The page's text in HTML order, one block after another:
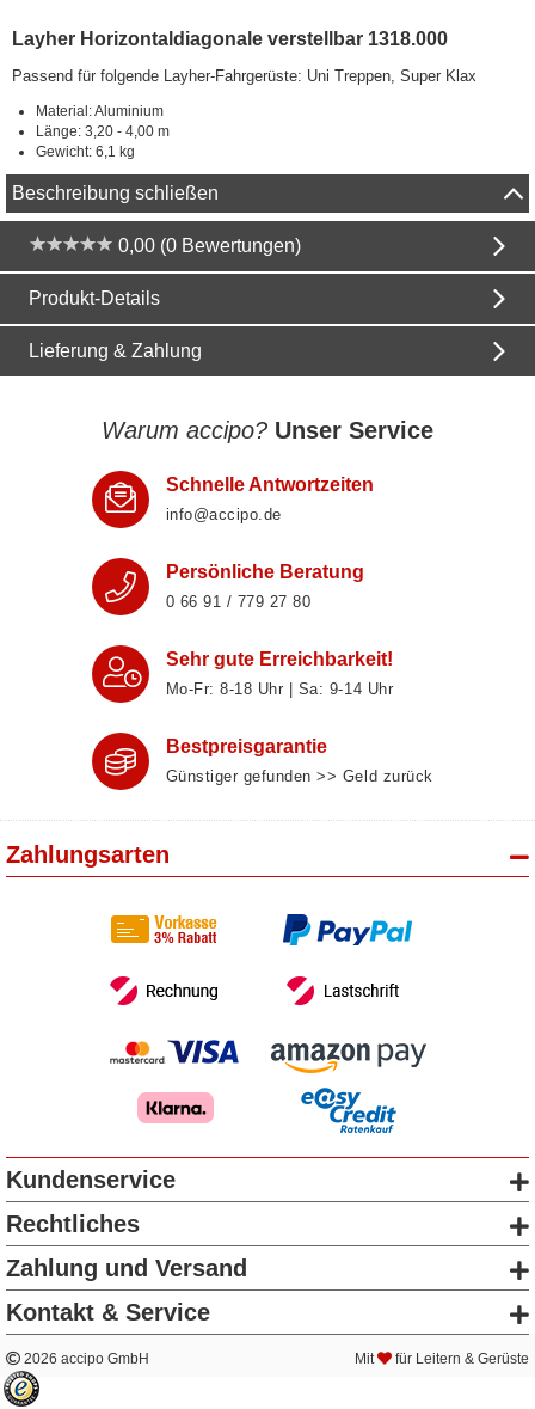
Layher Horizontaldiagonale verstellbar 1318.000
Passend für folgende Layher-Fahrgerüste: Uni Treppen, Super Klax
Material: Aluminium
Länge: 3,20 - 4,00 m
Gewicht: 6,1 kg
Beschreibung schließen
0,00 (0 Bewertungen)
Produkt-Details
Lieferung & Zahlung
Warum accipo? Unser Service
Schnelle Antwortzeiten
info@accipo.de
Persönliche Beratung
0 66 91 / 779 27 80
Sehr gute Erreichbarkeit!
Mo-Fr: 8‑18 Uhr | Sa: 9‑14 Uhr
Bestpreisgarantie
Günstiger gefunden >> Geld zurück
Zahlungsarten
Kundenservice
Rechtliches
Zahlung und Versand
Kontakt & Service
2026 accipo GmbH Mit für Leitern & Gerüste